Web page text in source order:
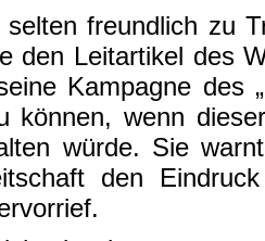
freundlich zu
den Leitartikel des
Kampagne des
können, wenn
würde. Sie
den